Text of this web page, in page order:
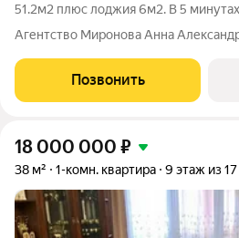
51.2м2 плюс лоджия 6м2. В 5
Ботанический Сад. Выполнен
остается в квартире, мебель для
комнатах - полностью под
Агентство Миронова Анна
Позвонить
18 000 000 ₽
38 м² 1-комн. квартира 9 этаж из 17